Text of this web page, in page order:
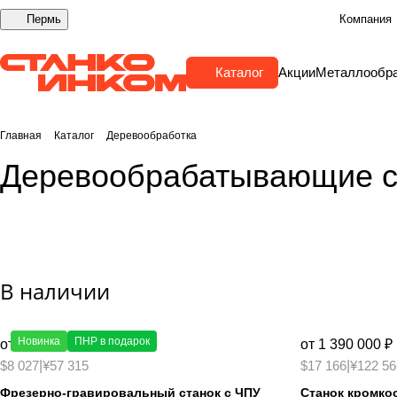
Пермь Компания
Каталог Акции
Главная Каталог Деревообработка
Деревообрабатывающие
Фрезерные с ЧПУ Форматно-раскроечные
Сверлильно-присадочные
В наличии
Новинка ПНР в подарок
от 650 000 ₽
$8 027 ¥57 315
Фрезерно-гравировальный станок с ЧПУ
от 1 390 000 ₽
$17 166 ¥122
Станок